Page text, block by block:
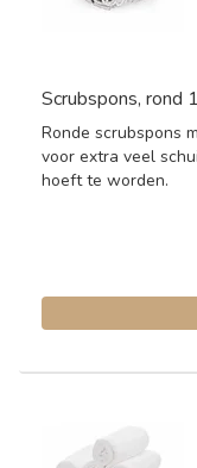
Scrubspons, rond
Ronde scrubspons
voor extra veel
hoeft te worden.